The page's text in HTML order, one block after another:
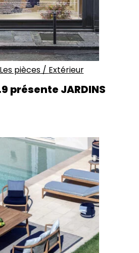
Les pièces/ Extérieur
présente JARDINS